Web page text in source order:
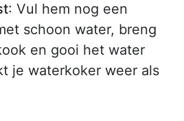
: Vul hem nog een
schoon water, breng
en gooi het water
je waterkoker weer als